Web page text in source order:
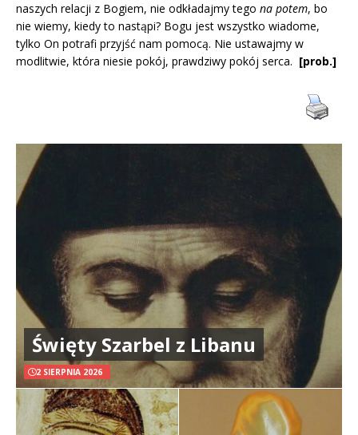
naszych relacji z Bogiem, nie odkładajmy tego na potem, bo
nie wiemy, kiedy to nastąpi? Bogu jest wszystko wiadome,
tylko On potrafi przyjść nam pomocą. Nie ustawajmy w
modlitwie, która niesie pokój, prawdziwy pokój serca. [prob.]
Święty Szarbel z Libanu
2 SIERPNIA 2026